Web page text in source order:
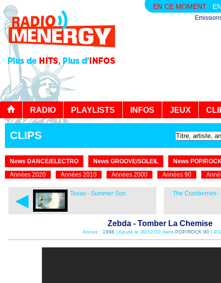
EN CE MOMENT :
RADIO PLAYLISTS INFOS JEUX
CLIPS
News DANCE/ELECTRO News GROOVE/SOLEIL
News POP/
Années 2020
Années 2010 Années 2000 Années 90
◄ Texas - Summer Son The Cranberries -
Zebda - Tomber La Chemise
Année : 1998 | Ajouté le 30/12/10 dans POP/ROCK 90|